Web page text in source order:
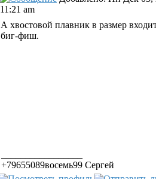
11:21 am
А хвостовой плавник в размер
биг-фиш.
+79655089восемь99 Сергей